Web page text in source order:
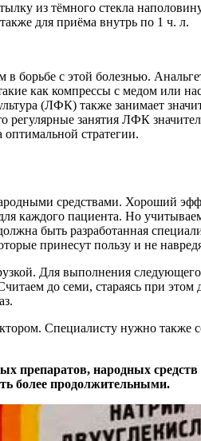
из тёмного стекла
для приёма внутрь по 1 ч. л.
борьбе с этой болезнью.
как компрессы с медом или
(ЛФК) также занимает
занятия ЛФК
стратегии.
средствами. Хороший
каждого пациента. Но
быть разработанная
принесут пользу и не
Для выполнения
до семи, стараясь при
Специалисту нужно
препаратов, народных
более продолжительными.